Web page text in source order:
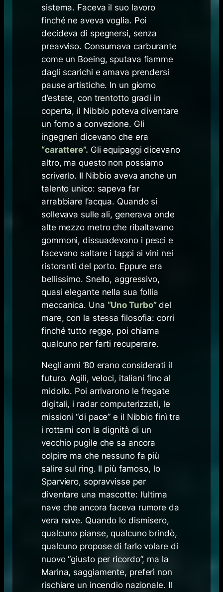
sistema. Faceva il suo lavoro
finché ne aveva voglia. Poi
decideva di spegnersi, senza
preavviso. Consumava carburante
come un Boeing, sputava fiamme
dagli scarichi e amava prendersi
pause artistiche. In un giorno
d’estate, con trentotto gradi in
coperta, il Nibbio poteva diventare
un forno a convezione. Gli
ingegneri dicevano che era
“carattere”. Gli equipaggi dicevano
altro, ma questo non possiamo
scriverlo. Il Nibbio aveva anche un
talento unico: sapeva far
arrabbiare l’acqua. Quando si
sollevava sulle ali, generava onde
alte mezzo metro che ribaltavano
gommoni, dissuadevano i pesci e
facevano saltare i tappi ai vini nei
ristoranti del porto. Eppure era
bellissimo. Snello, aggressivo,
quasi elegante nella sua follia
meccanica. Una “Uno Turbo”del
mare, con la stessa filosofia: corri
finché tutto regge, poi chiama
qualcuno per farti recuperare.
Negli anni ’80 erano considerati il
futuro. Agili, veloci, italiani fino al
midollo. Poi arrivarono le fregate
digitali, i radar computerizzati, le
missioni “di pace” e il Nibbio finì tra
i rottami con la dignità di un
vecchio pugile che sa ancora
colpire ma che nessuno fa più
salire sul ring. Il più famoso, lo
Sparviero, sopravvisse per
diventare una mascotte: l’ultima
nave che ancora faceva rumore da
vera nave. Quando lo dismisero,
qualcuno pianse, qualcuno brindò,
qualcuno propose di farlo volare di
nuovo “giusto per ricordo”, ma la
Marina, saggiamente, preferì non
rischiare un incendio nazionale. Il